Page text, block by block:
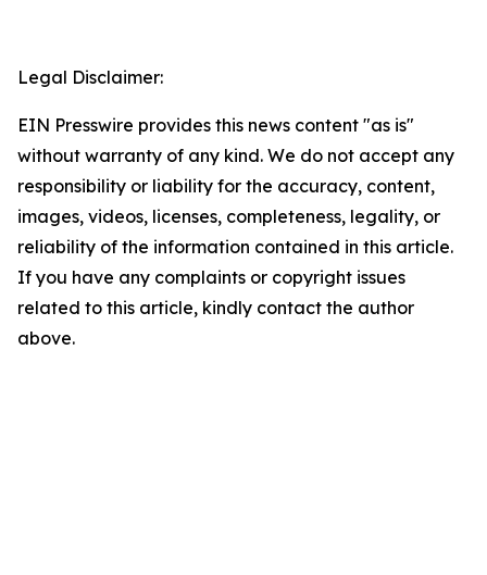
Legal Disclaimer:
EIN Presswire provides this news content "as is"
without warranty of any kind. We do not accept any
responsibility or liability for the accuracy, content,
images, videos, licenses, completeness, legality, or
reliability of the information contained in this article.
If you have any complaints or copyright issues
related to this article, kindly contact the author
above.